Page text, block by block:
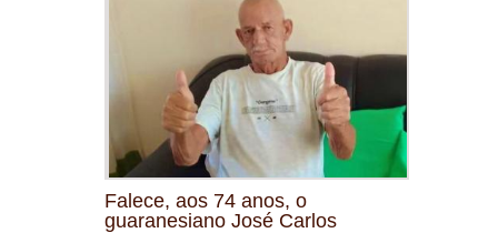
Falece, aos 74 anos, o
guaranesiano José Carlos